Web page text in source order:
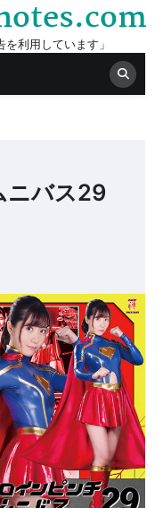
利用しています」
ニバス29